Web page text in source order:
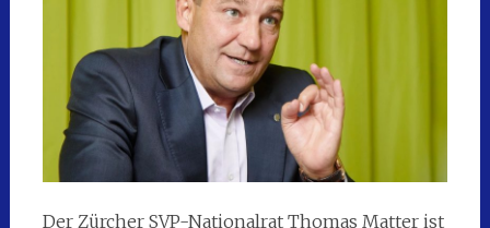
Der Zürcher SVP-Nationalrat Thomas Matter ist